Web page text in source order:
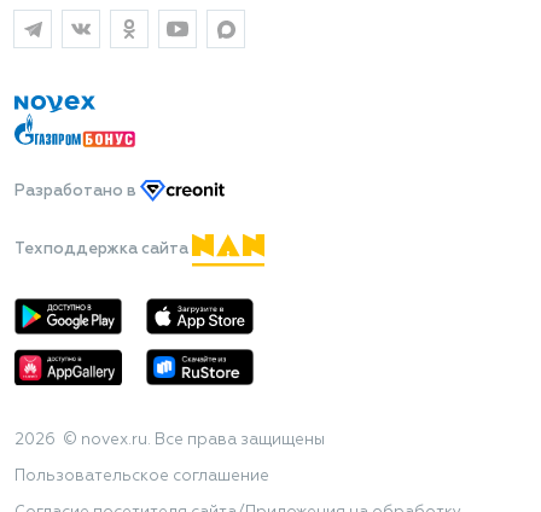
Разработано в
Техподдержка сайта
2026 © novex.ru. Все права защищены
Пользовательское соглашение